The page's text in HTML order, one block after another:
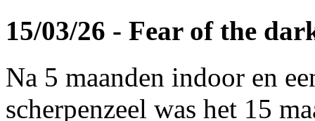
15/03/26 - Fear of the
Na 5 maanden indoor en
scherpenzeel was het 15